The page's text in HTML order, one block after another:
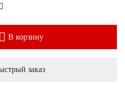
В корзину
заказ